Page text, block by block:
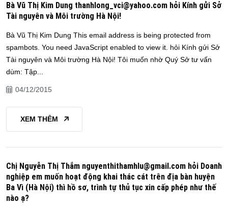
Bà Vũ Thị Kim Dung thanhlong_vci@yahoo.com hỏi Kính gửi Sở
Tài nguyên và Môi trường Hà Nội!
Bà Vũ Thị Kim Dung This email address is being protected from
spambots. You need JavaScript enabled to view it. hỏi Kính gửi Sở
Tài nguyên và Môi trường Hà Nội! Tôi muốn nhờ Quý Sở tư vấn
dùm: Tập...
04/12/2015
XEM THÊM
Chị Nguyễn Thị Thắm nguyenthithamhlu@gmail.com hỏi Doanh
nghiệp em muốn hoạt động khai thác cát trên địa bàn huyện
Ba Vì (Hà Nội) thì hồ sơ, trình tự thủ tục xin cấp phép như thế
nào ạ?